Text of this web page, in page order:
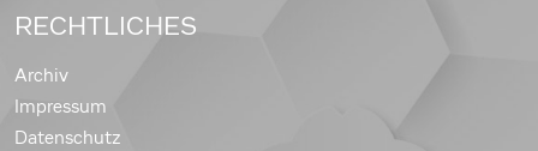
RECHTLICHES
Archiv
Impressum
Datenschutz